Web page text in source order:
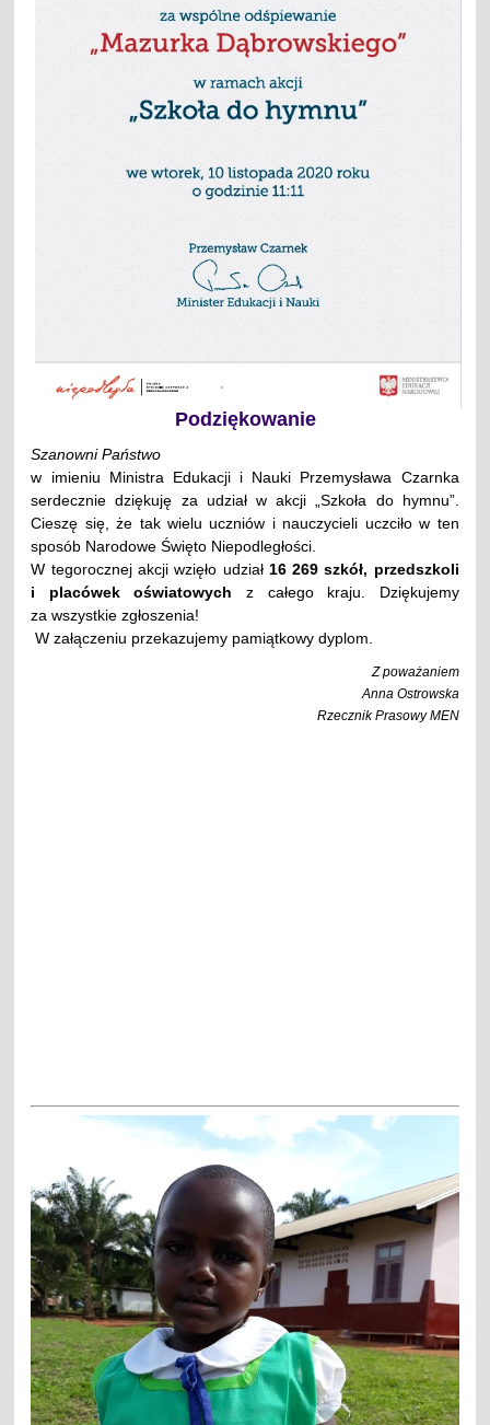
Podziękowanie
Szanowni Państwo
w imieniu Ministra Edukacji i Nauki Przemysława Czarnka
serdecznie dziękuję za udział w akcji „Szkoła do hymnu”.
Cieszę się, że tak wielu uczniów i nauczycieli uczciło w ten
sposób Narodowe Święto Niepodległości.
W tegorocznej akcji wzięło udział 16 269 szkół, przedszkoli
i placówek oświatowych z całego kraju. Dziękujemy
za wszystkie zgłoszenia!
W załączeniu przekazujemy pamiątkowy dyplom.
Z poważaniem
Anna Ostrowska
Rzecznik Prasowy MEN